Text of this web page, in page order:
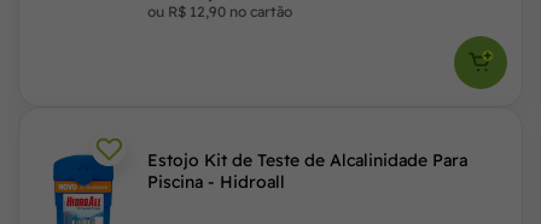
ou R$ 12,90 no cartão
Estojo Kit de Teste de Alcalinidade Para
Piscina - Hidroall